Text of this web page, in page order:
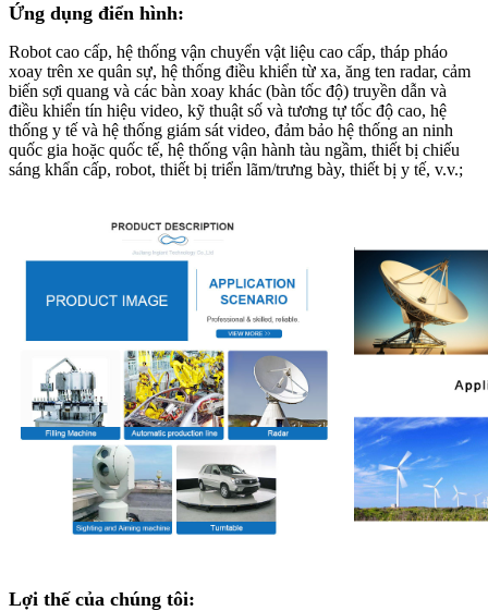
Ứng dụng điển hình:
Robot cao cấp, hệ thống vận chuyển vật liệu cao cấp, tháp pháo
xoay trên xe quân sự, hệ thống điều khiển từ xa, ăng ten radar, cảm
biến sợi quang và các bàn xoay khác (bàn tốc độ) truyền dẫn và
điều khiển tín hiệu video, kỹ thuật số và tương tự tốc độ cao, hệ
thống y tế và hệ thống giám sát video, đảm bảo hệ thống an ninh
quốc gia hoặc quốc tế, hệ thống vận hành tàu ngầm, thiết bị chiếu
sáng khẩn cấp, robot, thiết bị triển lãm/trưng bày, thiết bị y tế, v.v.;
Lợi thế của chúng tôi: